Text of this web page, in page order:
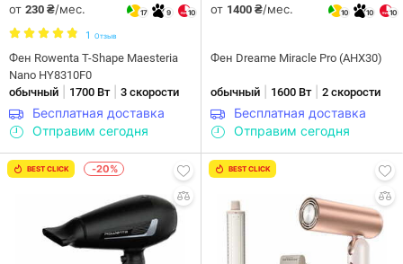
от 230 ₴/мес. 17 9 10
1 Отзыв
Фен Rowenta T-Shape Maesteria
Nano HY8310F0
обычный
1700 Вт| 3 скорости
Бесплатная доставка
Отправим сегодня
от 1400 ₴/мес. 10 10 10
Фен Dreame Miracle Pro (AHX30)
обычный 1600 Вт| 2 скорости
Бесплатная доставка
Отправим сегодня
BEST CLICK -20% BEST CLICK